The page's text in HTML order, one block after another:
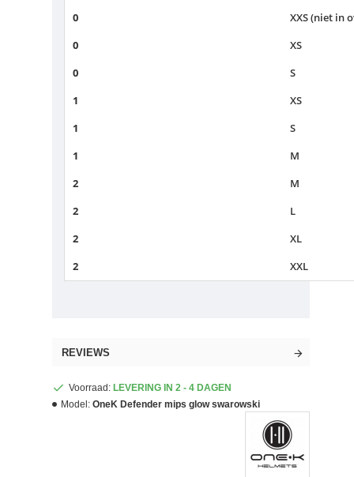
0
XXS (niet in
0
XS
0
S
1
XS
1
S
1
M
2
M
2
L
2
XL
2
XXL
REVIEWS
Voorraad: LEVERING IN 2 - 4 DAGEN
Model: OneK Defender mips glow swarowski